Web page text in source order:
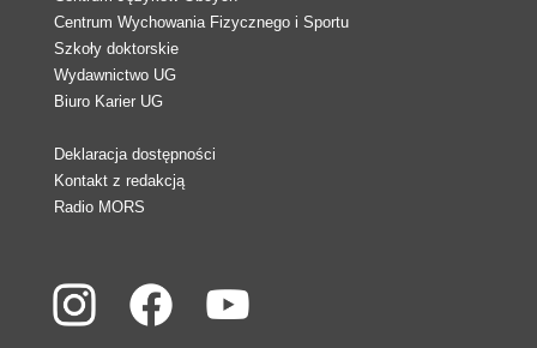
Centrum Wychowania Fizycznego i Sportu
Szkoły doktorskie
Wydawnictwo UG
Biuro Karier UG
Deklaracja dostępności
Kontakt z redakcją
Radio MORS